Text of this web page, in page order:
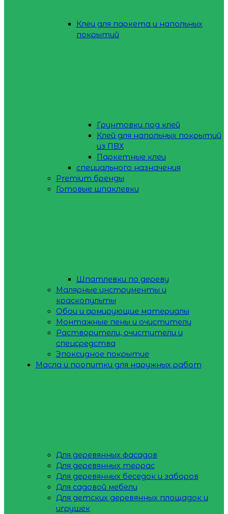
Клеи для паркета и напольных
покрытий
Грунтовки под клей
Клей для напольных покрытий
из ПВХ
Паркетные клеи
специального назначения
Premium бренды
Готовые шпаклевки
Шпатлевки по дереву
Малярные инструменты и
краскопульты
Обои и армирующие материалы
Монтажные пены и очистители
Растворители, очистители и
спецсредства
Эпоксидное покрытие
Масла и пропитки для наружных работ
Для деревянных фасадов
Для деревянных террас
Для деревянных беседок и заборов
Для садовой мебели
Для детских деревянных площадок и
игрушек